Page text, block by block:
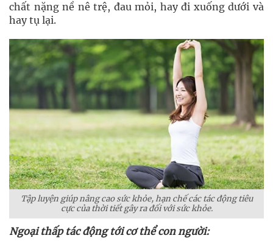
chất nặng nề nê trệ, đau mỏi, hay đi xuống dưới và
hay tụ lại.
Tập luyện giúp nâng cao sức khỏe, hạn chế các tác động tiêu
cực của thời tiết gây ra đối với sức khỏe.
Ngoại thấp tác động tới cơ thể con người: